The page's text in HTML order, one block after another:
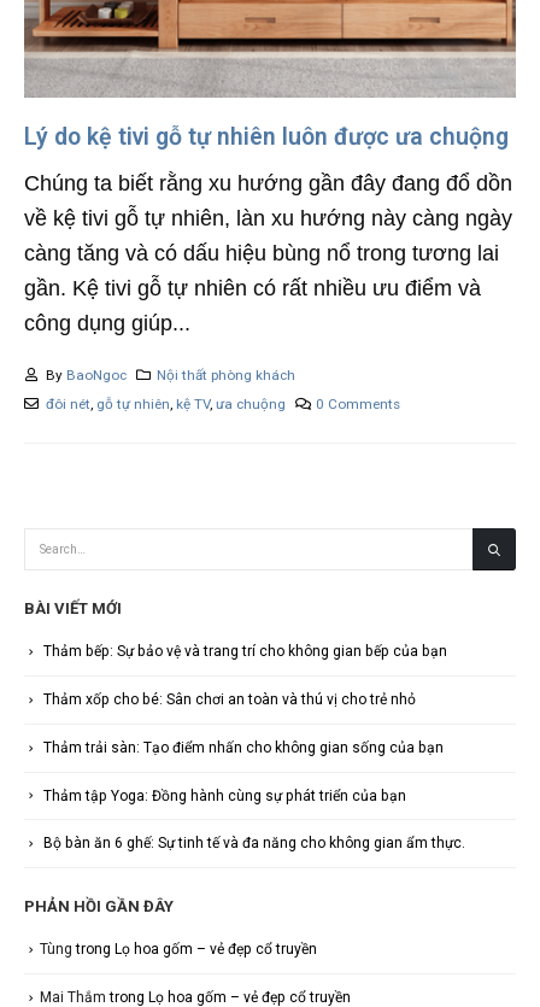
Lý do kệ tivi gỗ tự nhiên luôn được ưa chuộng
Chúng ta biết rằng xu hướng gần đây đang đổ dồn
về kệ tivi gỗ tự nhiên, làn xu hướng này càng ngày
càng tăng và có dấu hiệu bùng nổ trong tương lai
gần. Kệ tivi gỗ tự nhiên có rất nhiều ưu điểm và
công dụng giúp...
By BaoNgoc
Nội thất phòng khách
đôi nét gỗ tự nhiên kệ TV, ưa chuộng 0 Comments
BÀI VIẾT MỚI
Thảm bếp: Sự bảo vệ và trang trí cho không gian bếp của bạn
Thảm xốp cho bé: Sân chơi an toàn và thú vị cho trẻ nhỏ
Thảm trải sàn: Tạo điểm nhấn cho không gian sống của bạn
Thảm tập Yoga: Đồng hành cùng sự phát triển của bạn
Bộ bàn ăn 6 ghế: Sự tinh tế và đa năng cho không gian ẩm thực.
PHẢN HỒI GẦN ĐÂY
Tùng trong Lọ hoa gốm – vẻ đẹp cổ truyền
Mai Thắm trong Lọ hoa gốm – vẻ đẹp cổ truyền